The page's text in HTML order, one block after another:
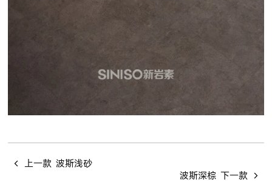
上一款 波斯浅砂
波斯深棕 下一款